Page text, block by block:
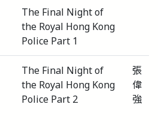
The Final Night of
the Royal Hong Kong
Police Part 1
The Final Night of
the Royal Hong Kong
Police Part 2
張
偉
強